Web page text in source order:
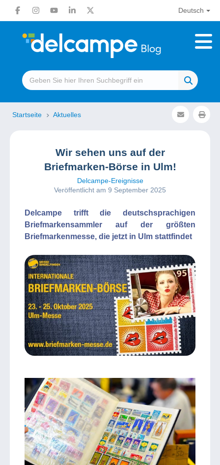
Deutsch
Startseite Aktuelles
Wir sehen uns auf der
Briefmarken-Börse in Ulm!
Delcampe-Ereignisse
Veröffentlicht am 9 September 2025
Delcampe trifft die deutschsprachigen
Briefmarkensammler auf der größten
Briefmarkenmesse, die jetzt in Ulm stattfindet